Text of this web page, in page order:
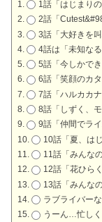
1話「はじまりの
2話「
3話「大好きを叫
4話は「未知なる
5話「今しかでき
6話「笑顔のカタ
7話「ハルカカナ
8話「しずく、モ
9話「仲間でライ
10話「夏、は
11話「みんな
12話「花ひら
13話「みんな
ラブライバー
うーん…忙し